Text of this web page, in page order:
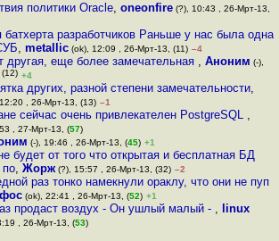
политики Oracle,oneonfire (?), 10:43 , 26-Мрт-13,
батхерта разработчиков Раньше у нас была одна
, metallic(ok), 12:09 , 26-Мрт-13, (11) –4
другая, еще более замечательная , Аноним (-),
+4
других, разной степени замечательности,
, 26-Мрт-13, (13) –1
сейчас очень привлекателен PostgreSQL ,
, 27-Мрт-13, (57)
(-), 19:46 , 26-Мрт-13, (45) +1
будет от того что открытая и бесплатная БД
по, Жорж(?), 15:57 , 26-Мрт-13, (32) –2
раз тонко намекнули ораклу, что они не пуп
(ok), 22:41 , 26-Мрт-13, (52) +1
продаст воздух - Он ушлый малый - ,
linux
, 26-Мрт-13, (53)